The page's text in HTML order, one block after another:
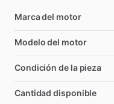
Marca del motor
Modelo del motor
Condición de la pieza
Cantidad disponible